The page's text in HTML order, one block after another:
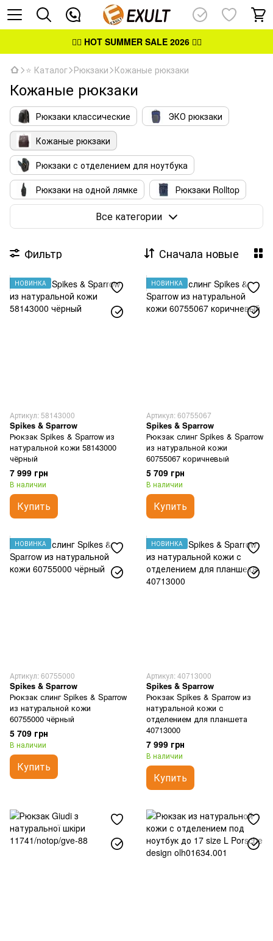
👉🏻 HOT SUMMER SALE 2026👈🏻
⭐ Каталог Рюкзаки Кожаные рюкзаки
Кожаные рюкзаки
Рюкзаки классические
ЭКО рюкзаки
Кожаные рюкзаки
Рюкзаки с отделением для ноутбука
Рюкзаки на одной лямке
Рюкзаки Rolltop
Рюкзаки на колёсах
Сумки-трансформеры
Все категории
Фильтр Сначала новые
НОВИНКА
Артикул: 58143000
Spikes & Sparrow
Рюкзак Spikes & Sparrow из
натуральной кожи 58143000
чёрный
7 999 грн
В наличии
Купить
НОВИНКА
Артикул: 60755067
Spikes & Sparrow
Рюкзак слинг Spikes & Sparrow
из натуральной кожи
60755067 коричневый
5 709 грн
В наличии
Купить
НОВИНКА
Артикул: 60755000
Spikes & Sparrow
Рюкзак слинг Spikes & Sparrow
из натуральной кожи
60755000 чёрный
5 709 грн
В наличии
Купить
НОВИНКА
Артикул: 40713000
Spikes & Sparrow
Рюкзак Spikes & Sparrow из
натуральной кожи с
отделением для планшета
40713000
7 999 грн
В наличии
Купить